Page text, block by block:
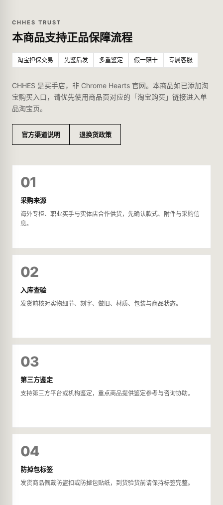
CHHES TRUST
本商品支持正品保障流程
淘宝担保交易 先鉴后发 多重鉴定 假一赔十 专属客服
CHHES 是买手店，非 Chrome Hearts 官网。本商品如已添加淘
宝购买入口，请优先使用商品页对应的「淘宝购买」链接进入单
品淘宝页。
官方渠道说明 退换货政策
01
采购来源
海外专柜、职业买手与实体店合作供货，先确认款式、附件与采购信
息。
02
入库查验
发货前核对实物细节、刻字、做旧、材质、包装与商品状态。
03
第三方鉴定
支持第三方平台或机构鉴定，重点商品提供鉴定参考与咨询协助。
04
防掉包标签
发货商品佩戴防盗扣或防掉包贴纸，到货验货前请保持标签完整。